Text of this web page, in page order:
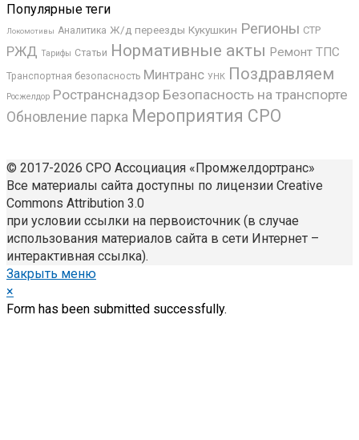
Популярные теги
Локомотивы Аналитика Ж/д переезды Кукушкин Регионы СТР
РЖД Тарифы Статьи Нормативные акты Ремонт ТПС
Транспортная безопасность Минтранс УНК Поздравляем
Росжелдор Ространснадзор Безопасность на транспорте
Обновление парка Мероприятия СРО
© 2017-2026 СРО Ассоциация «Промжелдортранс»
Все материалы сайта доступны по лицензии Creative
Commons Attribution 3.0
при условии ссылки на первоисточник (в случае
использования материалов сайта в сети Интернет –
интерактивная ссылка).
Закрыть меню
×
Form has been submitted successfully.